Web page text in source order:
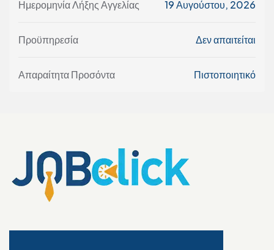
Ημερομηνία Λήξης Αγγελίας 19 Αυγούστου, 2026
Προϋπηρεσία Δεν απαιτείται
Απαραίτητα Προσόντα Πιστοποιητικό